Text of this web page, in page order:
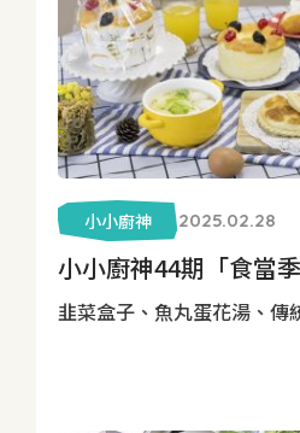
小小廚神 2025.02.28
小小廚神44期「食當季
韭菜盒子、魚丸蛋花湯、傳